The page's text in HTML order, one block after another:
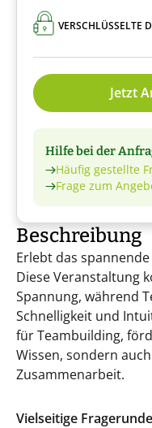
VERSCHLÜSSELTE
Jetzt
Hilfe bei der
Häufig gestellte
Frage zum
Beschreibung
Erlebt das
Diese Veranstaltung
Spannung, während
Schnelligkeit und
für Teambuilding,
Wissen, sondern
Zusammenarbeit.
Vielseitige